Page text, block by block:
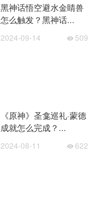
黑神话悟空避水金睛兽
怎么触发？黑神话...
2024-09-14 509
《原神》圣龛巡礼·蒙德
成就怎么完成？...
2024-08-11 622